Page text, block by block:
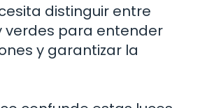
distinguir entre
verdes para entender
y garantizar la